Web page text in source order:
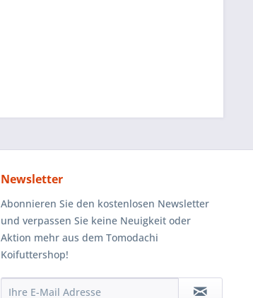
Newsletter
Abonnieren Sie den kostenlosen Newsletter
und verpassen Sie keine Neuigkeit oder
Aktion mehr aus dem Tomodachi
Koifuttershop!